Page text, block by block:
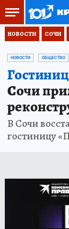
НОВОСТИ СОЧИ
НОВОСТИ ОБЩЕСТВО
Сочи
В Сочи
гостиницу